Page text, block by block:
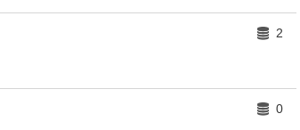
2
0